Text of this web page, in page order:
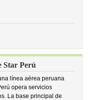
Star Perú
línea aérea peruana
opera servicios
La base principal de